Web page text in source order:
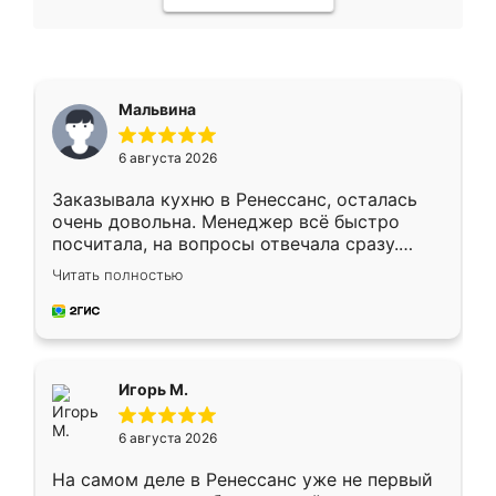
Мальвина
6 августа 2026
Заказывала кухню в Ренессанс, осталась
очень довольна. Менеджер всё быстро
посчитала, на вопросы отвечала сразу.
Замерщик приехал в субботу, подошёл к
делу со всей ответственностью. Собрали
за день, ребята работали аккуратно, даже
Читать полностью
Игорь М.
6 августа 2026
На самом деле в Ренессанс уже не первый